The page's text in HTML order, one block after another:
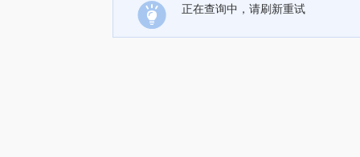
正在查询中，请刷新重试